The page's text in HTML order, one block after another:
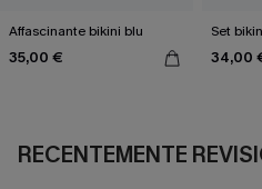
Affascinante bikini blu
35,00 €
Set
34,00
RECENTEMENTE